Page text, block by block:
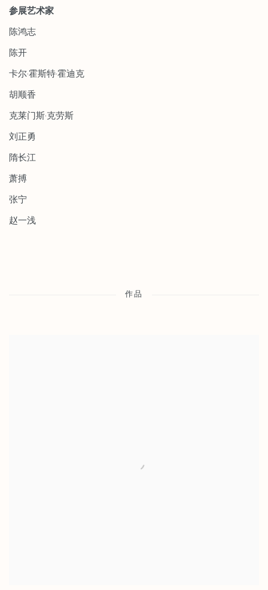
参展艺术家
陈鸿志
陈开
卡尔·霍斯特·霍迪克
胡顺香
克莱门斯·克劳斯
刘正勇
隋长江
萧搏
张宁
赵一浅
作品